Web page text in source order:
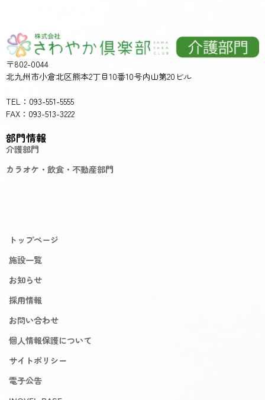
〒802-0044
北九州市小倉北区熊本2丁目10番10号内山第20ビル
TEL：093-551-5555
FAX：093-513-3222
部門情報
介護部門
カラオケ・飲食・不動産部門
トップページ
施設一覧
お知らせ
採用情報
お問い合わせ
個人情報保護について
サイトポリシー
電子公告